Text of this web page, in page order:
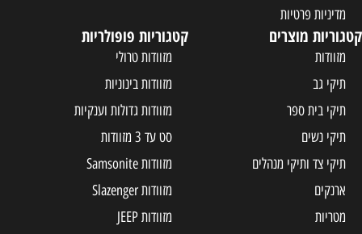
מדיניות פרטיות
קטגוריות מוצרים
מזוודות
תיקי גב
תיקי בית ספר
תיקי נשים
תיקי צד ותיקי מנהלים
ארנקים
מטריות
קטגוריות פופולריות
מזוודות טרולי
מזוודות בינוניות
מזוודות גדולות וענקיות
סט עד 3 מזוודות
מזוודות Samsonite
מזוודות Slazenger
מזוודות JEEP